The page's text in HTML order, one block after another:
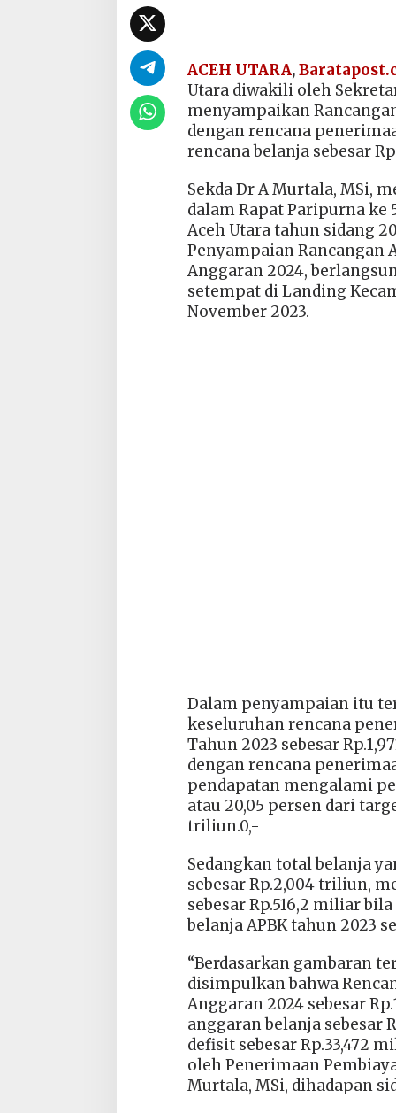
ACEH UTARA,
Utara diwakili oleh
menyampaikan
dengan rencana
rencana belanja sebesar
Sekda Dr A Murtala, MSi,
dalam Rapat Paripurna ke
Aceh Utara tahun sidang
Penyampaian Rancangan
Anggaran 2024,
setempat di Landing
November 2023.
Dalam penyampaian itu
keseluruhan rencana
Tahun 2023 sebesar
dengan rencana
pendapatan mengalami
atau 20,05 persen dari
triliun.0,-
Sedangkan total belanja
sebesar Rp.2,004 triliun,
sebesar Rp.516,2 miliar
belanja APBK tahun 2023
“Berdasarkan gambaran
disimpulkan bahwa
Anggaran 2024 sebesar
anggaran belanja sebesar
defisit sebesar Rp.33,472
oleh Penerimaan
Murtala, MSi, dihadapan